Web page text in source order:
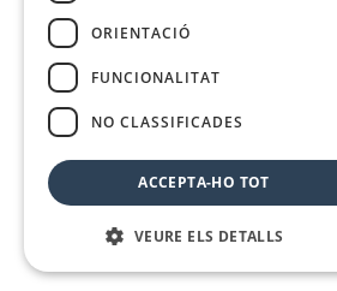
ORIENTACIÓ
FUNCIONALITAT
NO CLASSIFICADES
ACCEPTA-HO TOT
VEURE ELS DETALLS